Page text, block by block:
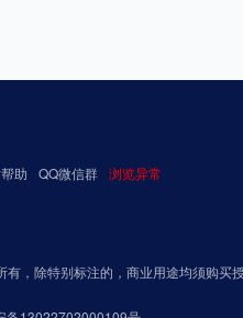
助 QQ微信群 浏览异常
，除特别标注的，商业用途均须购买